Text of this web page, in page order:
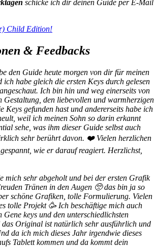
schicke ich dir deinen Guide per E-Mail
Child Edition!
& Feedbacks
den Guide heute morgen von dir für meinen
ich habe gleich die ersten Keys durch gelesen
Ich bin hin und weg einerseits von
Gestaltung, den liebevollen und warmherzigen
Keys gefunden hast und andererseits habe ich
weil ich meinen Sohn so darin erkannt
sehe, was ihm dieser Guide selbst auch
sehr berührt davon. ❤️ Vielen herzlichen
wie er darauf reagiert. Herzlichst,
mich sehr abgeholt und bei der ersten Grafik
Tränen in den Augen 🥺 das bin ja so
schöne Grafiken, tolle Formulierung. Vielen
tolle Projekt 🥳 Ich beschäftige mich auch
Gene keys und den unterschiedlichsten
das Original ist natürlich sehr ausführlich und
da ich mich dieses Jahr irgendwie dieses
Tablett kommen und da kommt dein